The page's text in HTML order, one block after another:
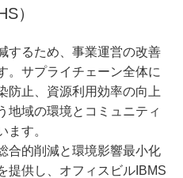
）
するため、事業運営の改善
。サプライチェーン全体に
防止、資源利用効率の向上
地域の環境とコミュニティ
ます。
合的削減と環境影響最小化
提供し、オフィスビルIBMS